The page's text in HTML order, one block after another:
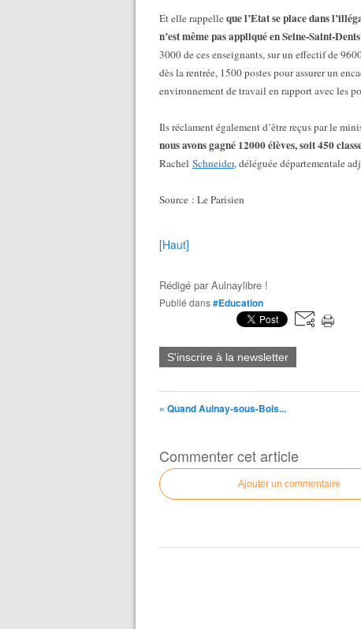
Et elle rappelleque l’Etat se place dans
n’est même pas appliqué en Seine-Saint-
3000 de ces enseignants, sur un effectif de
dès la rentrée, 1500 postes pour assurer un
environnement de travail en rapport avec les
Ils réclament également d’être reçus par le
nous avons gagné 12000 élèves, soit 450
Rachel Schneider, déléguée départementale
Source : Le Parisien
[Haut]
Rédigé parAulnaylibre !
Publié dans#Education
S'inscrire à la newsletter
« Quand Aulnay-sous-Bois...
Commenter cet article
Ajouter un commentaire